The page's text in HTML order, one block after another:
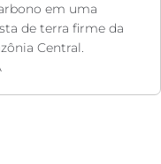
em uma
de terra firme da
Central.